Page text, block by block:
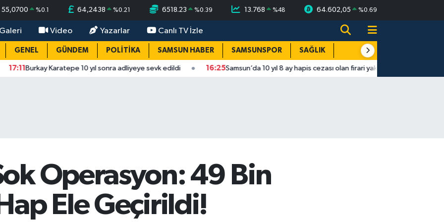
55,0700 %0.1 64,2438 %0.21 6518.23 %0.39 13.768 %48 64.602,05 %0.69
Video Yazarlar Canlı TV İzle
GENEL GÜNDEM POLİTİKA SAMSUN HABER SAMSUNSPOR SAĞLIK TEKNOLOJİ
Karatepe 10 yıl sonra adliyeye sevk edildi 16:25 Samsun’da 10 yıl 8 ay hapis cezası olan firari yakalandı
Operasyon: 49 Bin
Ele Geçirildi!